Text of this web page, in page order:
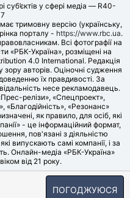
суб’єктів у сфері медіа — R40-
тримовну версію (українську,
порталу - https://www.rbc.ua.
Всі фотографії на
«РБК-Україна», розміщені на
4.0 International. Редакція
авторів. Оціночні судження
їх правдивості. За
несе рекламодавець.
релізи», «Спецпроект»,
«Благодійність», «Резонанс»
як правило, для осіб, які
- це інформаційний формат,
пов'язані з діяльністю
випускають самі компанії, і за
Онлайн-медіа «РБК-Україна»
від 21 року.
2006-2026.
ПОГОДЖУЮСЯ